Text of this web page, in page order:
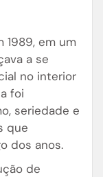
1989, em um
a se
no interior
foi
seriedade e
que
dos anos.
de